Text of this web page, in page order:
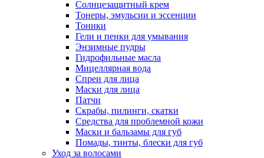
Солнцезащитный крем
Тонеры, эмульсии и эссенции
Тоники
Гели и пенки для умывания
Энзимные пудры
Гидрофильные масла
Мицеллярная вода
Спреи для лица
Маски для лица
Патчи
Скрабы, пилинги, скатки
Средства для проблемной кожи
Маски и бальзамы для губ
Помады, тинты, блески для губ
Уход за волосами